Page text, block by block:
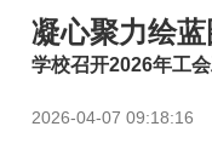
凝心聚力绘
学校召开2026年工
2026-04-07 09:18:16